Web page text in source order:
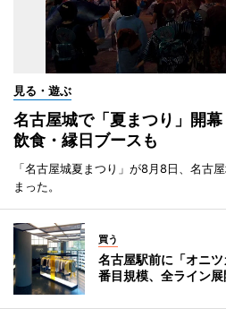
見る・遊ぶ
名古屋城で「夏まつり」開
飲食・縁日ブースも
「名古屋城夏まつり」が8月8日、名古
まった。
買う
名古屋駅前に「オニ
番目規模、全ライン展